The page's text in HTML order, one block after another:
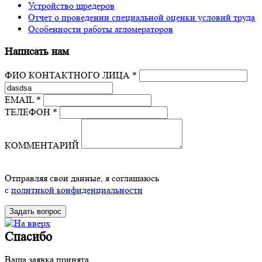
Устройство шредеров
Отчет о проведении специальной оценки условий труда
Особенности работы агломераторов
Написать нам
ФИО КОНТАКТНОГО ЛИЦА *
EMAIL *
ТЕЛЕФОН *
КОММЕНТАРИЙ
Отправляя свои данные, я соглашаюсь
с политикой конфиденциальности
Спасибо
Ваша заявка принята